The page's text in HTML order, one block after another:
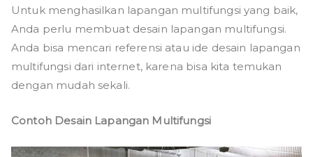
Untuk menghasilkan lapangan multifungsi yang baik,
Anda perlu membuat desain lapangan multifungsi.
Anda bisa mencari referensi atau ide desain lapangan
multifungsi dari internet, karena bisa kita temukan
dengan mudah sekali.
Contoh Desain Lapangan Multifungsi